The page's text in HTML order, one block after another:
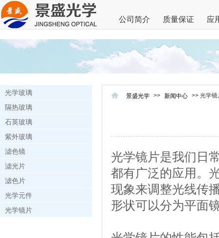
公司简介 质量保证 应
光学玻璃
隔热玻璃
石英玻璃
紫外玻璃
滤色镜
滤光片
滤色片
光学元件
光学镜片
景盛光学 >> 新闻中心 >> 光学
光学镜片是我们日
都有广泛的应用。
现象来调整光线传
形状可以分为平面